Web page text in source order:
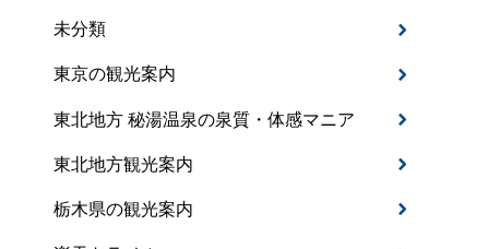
未分類
東京の観光案内
東北地方 秘湯温泉の泉質・体感マニア
東北地方観光案内
栃木県の観光案内